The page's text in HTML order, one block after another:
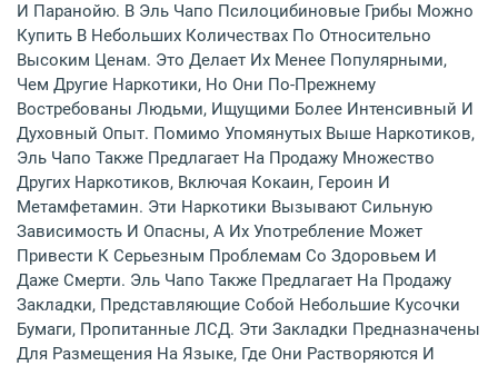
И Паранойю. В Эль Чапо Псилоцибиновые Грибы Можно
Купить В Небольших Количествах По Относительно
Высоким Ценам. Это Делает Их Менее Популярными,
Чем Другие Наркотики, Но Они По-Прежнему
Востребованы Людьми, Ищущими Более Интенсивный И
Духовный Опыт. Помимо Упомянутых Выше Наркотиков,
Эль Чапо Также Предлагает На Продажу Множество
Других Наркотиков, Включая Кокаин, Героин И
Метамфетамин. Эти Наркотики Вызывают Сильную
Зависимость И Опасны, А Их Употребление Может
Привести К Серьезным Проблемам Со Здоровьем И
Даже Смерти. Эль Чапо Также Предлагает На Продажу
Закладки, Представляющие Собой Небольшие Кусочки
Бумаги, Пропитанные ЛСД. Эти Закладки Предназначены
Для Размещения На Языке, Где Они Растворяются И